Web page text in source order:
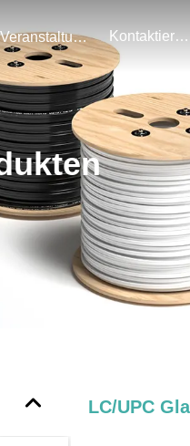
Veranstaltungen Kontaktieren Sie Uns
LC/UPC